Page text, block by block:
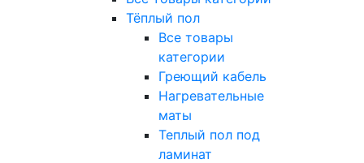
Тёплый пол
Все товары
категории
Греющий кабель
Нагревательные
маты
Теплый пол под
ламинат